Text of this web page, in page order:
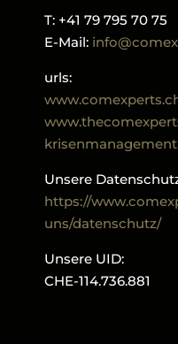
T: +41 79 795 70 75
E-Mail:
urls:
Unsere
https://
uns/datenschutz/
Unsere UID:
CHE-114.736.881